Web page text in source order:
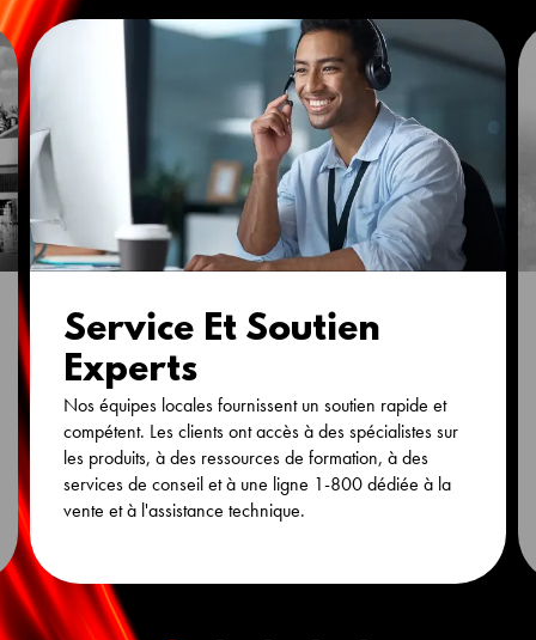
Service Et Soutien
Experts
Nos équipes locales fournissent un soutien rapide et
compétent. Les clients ont accès à des spécialistes sur
les produits, à des ressources de formation, à des
services de conseil et à une ligne 1-800 dédiée à la
vente et à l'assistance technique.